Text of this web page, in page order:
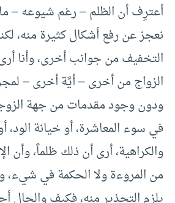
أعترِف أن الظلم – رغم شيوعه –
نعجز عن رفع أشكال كثيرة منه،
التخفيف من جوانب أخرى، وأنا
الزواج من أخرى – أيَّة أخرى –
ودون وجود مقدمات من جهة
في سوء المعاشرة، أو خيانة
والكراهية، أرى أن ذلك ظلماً، وأن
من المروءة ولا الحكمة في شيء،
يلزم التحذير منه، فكيف والحال